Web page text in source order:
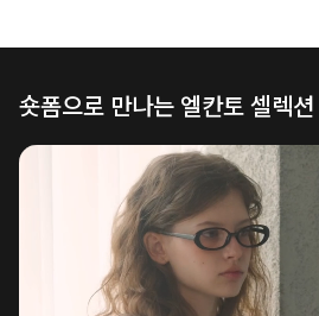
숏폼으로 만나는 엘칸토 셀렉션